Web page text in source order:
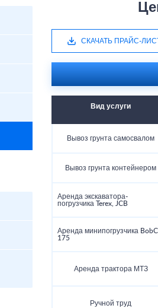
СКАЧАТЬ ПРАЙС-
Вид услуги
Вывоз грунта самосвалом
Вывоз грунта контейнером
Аренда экскаватора-
погрузчика Terex, JCB
Аренда минипогрузчика
175
Аренда трактора МТЗ
Ручной труд